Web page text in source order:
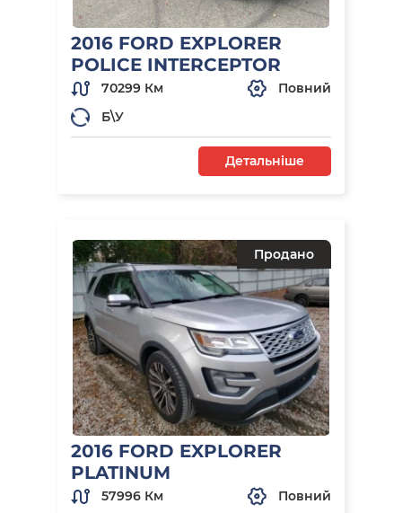
2016 FORD EXPLORER
POLICE INTERCEPTOR
70299 Км
Повний
Б\У
Детальніше
Продано
2016 FORD EXPLORER
PLATINUM
57996 Км
Повний